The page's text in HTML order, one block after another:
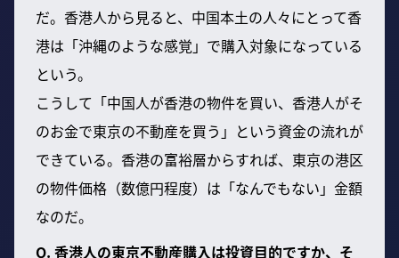
だ。香港人から見ると、中国本土の人々にとって香
港は「沖縄のような感覚」で購入対象になっている
という。
こうして「中国人が香港の物件を買い、香港人がそ
のお金で東京の不動産を買う」という資金の流れが
できている。香港の富裕層からすれば、東京の港区
の物件価格（数億円程度）は「なんでもない」金額
なのだ。
Q. 香港人の東京不動産購入は投資目的ですか、そ